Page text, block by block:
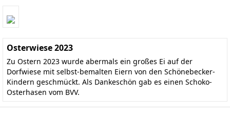
Osterwiese 2023
Zu Ostern 2023 wurde abermals ein großes Ei auf der
Dorfwiese mit selbst-bemalten Eiern von den Schönebecker-
Kindern geschmückt. Als Dankeschön gab es einen Schoko-
Osterhasen vom BVV.